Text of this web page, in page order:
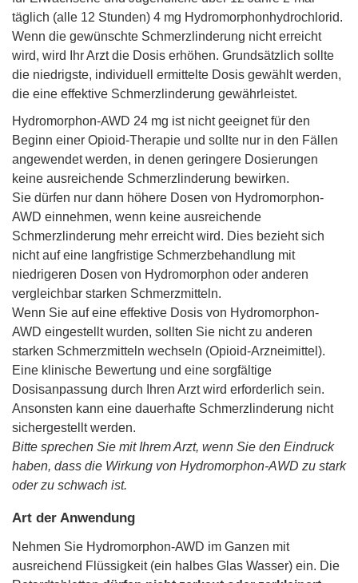
täglich (alle 12 Stunden) 4 mg Hydromorphonhydrochlorid.
Wenn die gewünschte Schmerzlinderung nicht erreicht
wird, wird Ihr Arzt die Dosis erhöhen. Grundsätzlich sollte
die niedrigste, individuell ermittelte Dosis gewählt werden,
die eine effektive Schmerzlinderung gewährleistet.
Hydromorphon-AWD 24 mg ist nicht geeignet für den
Beginn einer Opioid-Therapie und sollte nur in den Fällen
angewendet werden, in denen geringere Dosierungen
keine ausreichende Schmerzlinderung bewirken.
Sie dürfen nur dann höhere Dosen von Hydromorphon-
AWD einnehmen, wenn keine ausreichende
Schmerzlinderung mehr erreicht wird. Dies bezieht sich
nicht auf eine langfristige Schmerzbehandlung mit
niedrigeren Dosen von Hydromorphon oder anderen
vergleichbar starken Schmerzmitteln.
Wenn Sie auf eine effektive Dosis von Hydromorphon-
AWD eingestellt wurden, sollten Sie nicht zu anderen
starken Schmerzmitteln wechseln (Opioid-Arzneimittel).
Eine klinische Bewertung und eine sorgfältige
Dosisanpassung durch Ihren Arzt wird erforderlich sein.
Ansonsten kann eine dauerhafte Schmerzlinderung nicht
sichergestellt werden.
Bitte sprechen Sie mit Ihrem Arzt, wenn Sie den Eindruck
haben, dass die Wirkung von Hydromorphon-AWD zu stark
oder zu schwach ist.
Art der Anwendung
Nehmen Sie Hydromorphon-AWD im Ganzen mit
ausreichend Flüssigkeit (ein halbes Glas Wasser) ein. Die